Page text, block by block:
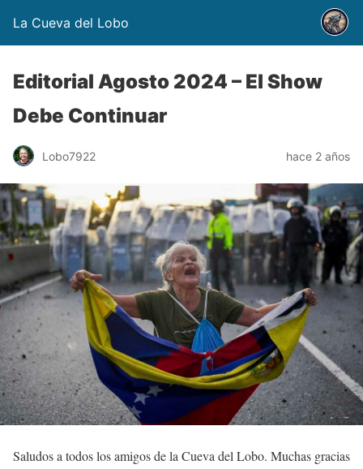
La Cueva del Lobo
Editorial Agosto 2024 – El Show
Debe Continuar
Lobo7922 hace 2 años
Saludos a todos los amigos de la Cueva del Lobo. Muchas gracias